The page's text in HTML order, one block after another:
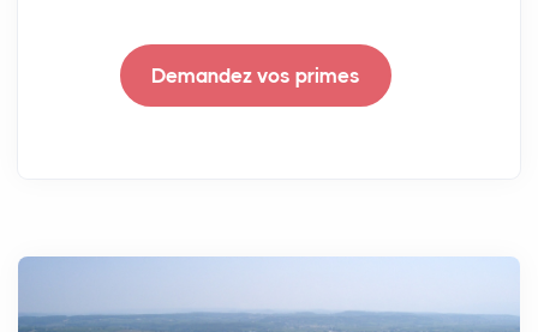
Demandez vos primes